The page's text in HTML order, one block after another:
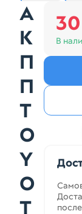
А
К
П
П
T
O
Y
O
T
В